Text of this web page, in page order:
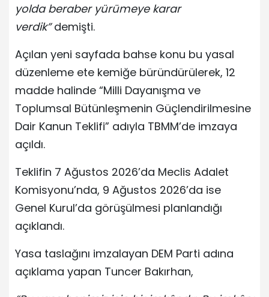
yolda beraber yürümeye karar
verdik”demişti.
Açılan yeni sayfada bahse konu bu yasal
düzenleme ete kemiğe büründürülerek, 12
madde halinde “Milli Dayanışma ve
Toplumsal Bütünleşmenin Güçlendirilmesine
Dair Kanun Teklifi” adıyla TBMM’de imzaya
açıldı.
Teklifin 7 Ağustos 2026’da Meclis Adalet
Komisyonu’nda, 9 Ağustos 2026’da ise
Genel Kurul’da görüşülmesi planlandığı
açıklandı.
Yasa taslağını imzalayan DEM Parti adına
açıklama yapan Tuncer Bakırhan,